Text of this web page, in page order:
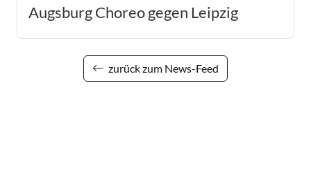
Augsburg Choreo gegen Leipzig
zurück zum News-Feed